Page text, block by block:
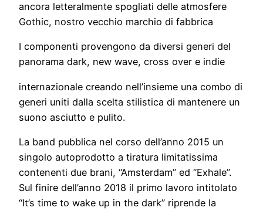
ancora letteralmente spogliati delle atmosfere
Gothic, nostro vecchio marchio di fabbrica
I componenti provengono da diversi generi del
panorama dark, new wave, cross over e indie
internazionale creando nell’insieme una combo di
generi uniti dalla scelta stilistica di mantenere un
suono asciutto e pulito.
La band pubblica nel corso dell’anno 2015 un
singolo autoprodotto a tiratura limitatissima
contenenti due brani, “Amsterdam” ed “Exhale”.
Sul finire dell’anno 2018 il primo lavoro intitolato
“It’s time to wake up in the dark” riprende la